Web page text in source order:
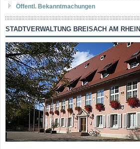
Öffentl. Bekanntmachungen
STADTVERWALTUNG BREISACH AM RHEIN